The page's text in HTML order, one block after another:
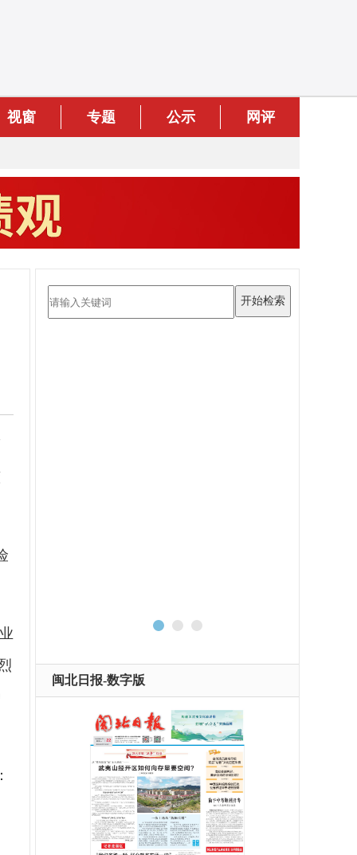
视窗 专题 公示 网评
闽北日报-数字版